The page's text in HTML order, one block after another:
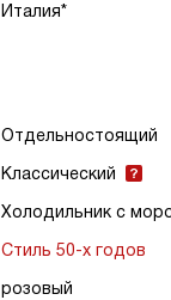
Италия*
Отдельностоящий
Классический
Холодильник с
Стиль 50-х годов
розовый